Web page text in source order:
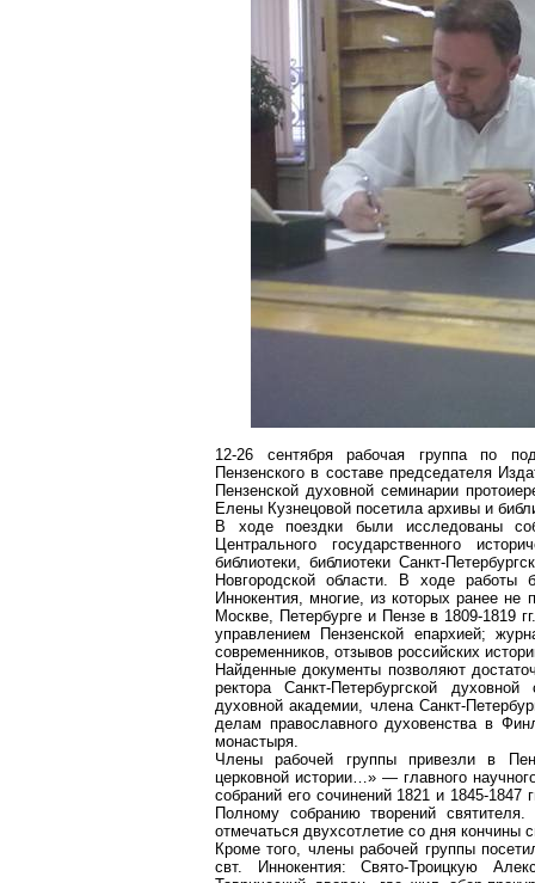
12-26 сентября рабочая группа по
Пензенского в составе председателя
Пензенской духовной семинарии
Елены Кузнецовой посетила архивы и
В ходе поездки были исследованы
Центрального государственного
библиотеки, библиотеки Санкт-
Новгородской области. В ходе
Иннокентия, многие, из которых ранее не
Москве, Петербурге и Пензе в 1809-1819
управлением Пензенской епархией;
современников, отзывов российских
Найденные документы позволяют
ректора Санкт-Петербургской
духовной академии, члена Санкт-
делам православного духовенства в
монастыря.
Члены рабочей группы привезли в
церковной истории…» — главного
собраний его сочинений 1821 и 1845-1847
Полному собранию творений
отмечаться двухсотлетие со дня кончины
Кроме того, члены рабочей группы
свт. Иннокентия:Свято-Троицкую